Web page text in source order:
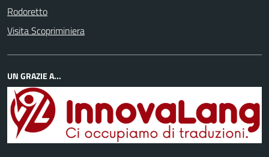
Rodoretto
Visita Scopriminiera
UN GRAZIE A...